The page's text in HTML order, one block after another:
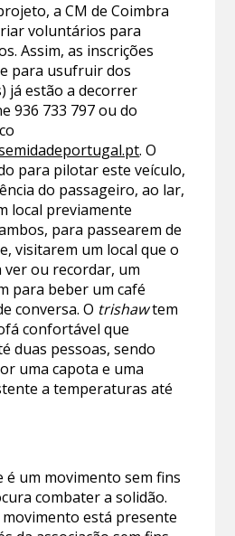
a CM de Coimbra
voluntários para
Assim, as inscrições
para usufruir dos
já estão a decorrer
936 733 797 ou do
. O
para pilotar este veículo,
do passageiro, ao lar,
local previamente
para passearem de
visitarem um local que o
ou recordar, um
para beber um café
conversa. O trishawtem
confortável que
duas pessoas, sendo
uma capota e uma
a temperaturas até
é um movimento sem fins
combater a solidão.
está presente